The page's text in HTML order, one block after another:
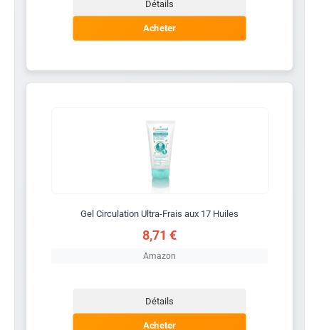
Détails
Acheter
Gel Circulation Ultra-Frais aux 17 Huiles
8,71 €
Amazon
Détails
Acheter